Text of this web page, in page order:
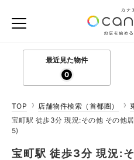
最近見た物件
0
TOP 店舗物件検索（首都圏）
宝町駅 徒歩3分 現況:その他 その他
5)
宝町駅 徒歩3分 現況: